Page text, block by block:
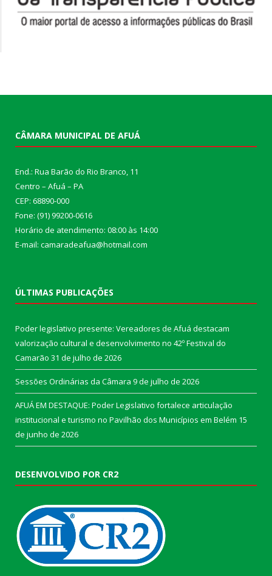
CÂMARA MUNICIPAL DE AFUÁ
End.: Rua Barão do Rio Branco, 11
Centro – Afuá – PA
CEP: 68890-000
Fone: (91) 99200-0616
Horário de atendimento: 08:00 às 14:00
E-mail: camaradeafua@hotmail.com
ÚLTIMAS PUBLICAÇÕES
Poder legislativo presente: Vereadores de Afuá destacam
valorização cultural e desenvolvimento no 42º Festival do
Camarão 31 de julho de 2026
Sessões Ordinárias da Câmara 9 de julho de 2026
AFUÁ EM DESTAQUE: Poder Legislativo fortalece articulação
institucional e turismo no Pavilhão dos Municípios em Belém 15
de junho de 2026
DESENVOLVIDO POR CR2